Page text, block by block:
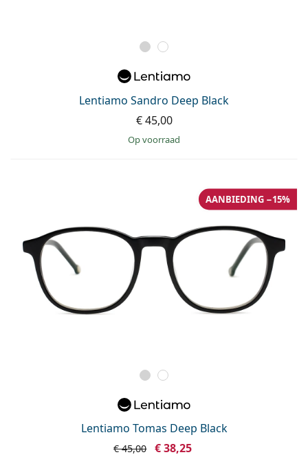
Lentiamo Sandro Deep Black
€ 45,00
op voorraad
Lentiamo Tomas Deep Black
AANBIEDING −15%
€ 45,00 € 38,25